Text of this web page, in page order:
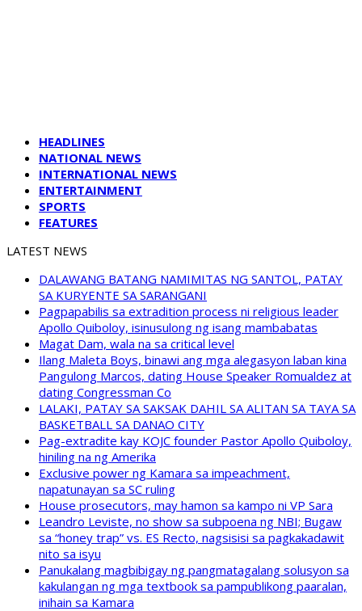
HEADLINES
NATIONAL NEWS
INTERNATIONAL NEWS
ENTERTAINMENT
SPORTS
FEATURES
LATEST NEWS
DALAWANG BATANG NAMIMITAS NG SANTOL, PATAY
SA KURYENTE SA SARANGANI
Pagpapabilis sa extradition process ni religious leader
Apollo Quiboloy, isinusulong ng isang mambabatas
Magat Dam, wala na sa critical level
Ilang Maleta Boys, binawi ang mga alegasyon laban kina
Pangulong Marcos, dating House Speaker Romualdez at
dating Congressman Co
LALAKI, PATAY SA SAKSAK DAHIL SA ALITAN SA TAYA SA
BASKETBALL SA DANAO CITY
Pag-extradite kay KOJC founder Pastor Apollo Quiboloy,
hiniling na ng Amerika
Exclusive power ng Kamara sa impeachment,
napatunayan sa SC ruling
House prosecutors, may hamon sa kampo ni VP Sara
Leandro Leviste, no show sa subpoena ng NBI; Bugaw
sa “honey trap” vs. ES Recto, nagsisisi sa pagkakadawit
nito sa isyu
Panukalang magbibigay ng pangmatagalang solusyon sa
kakulangan ng mga textbook sa pampublikong paaralan,
inihain sa Kamara